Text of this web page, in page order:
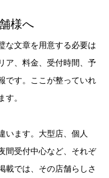
様へ
な文章を用意する必要は
ア、料金、受付時間、予
です。ここが整っていれ
す。
います。大型店、個人
間受付中心など、それぞ
載では、その店舗らしさ